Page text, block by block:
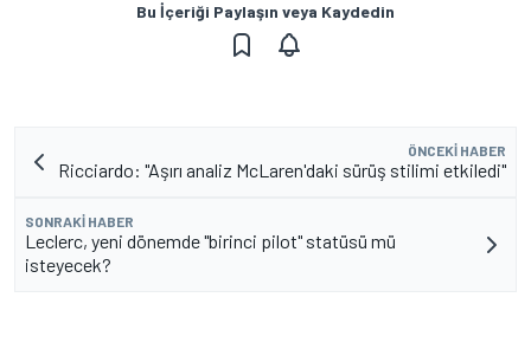
Bu İçeriği Paylaşın veya Kaydedin
ÖNCEKI HABER
Ricciardo: "Aşırı analiz McLaren'daki sürüş stilimi etkiledi"
SONRAKI HABER
Leclerc, yeni dönemde "birinci pilot" statüsü mü
isteyecek?